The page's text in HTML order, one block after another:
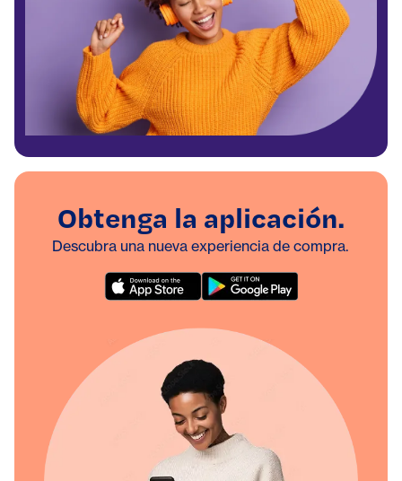
Obtenga la aplicación.
Descubra una nueva experiencia de compra.